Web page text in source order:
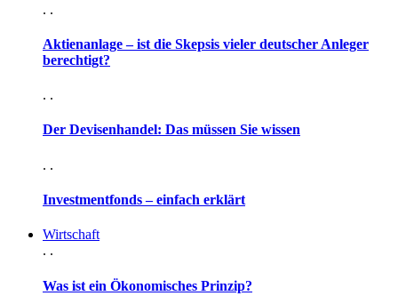
. .
Aktienanlage – ist die Skepsis vieler deutscher Anleger
berechtigt?
. .
Der Devisenhandel: Das müssen Sie wissen
. .
Investmentfonds – einfach erklärt
Wirtschaft
. .
Was ist ein Ökonomisches Prinzip?